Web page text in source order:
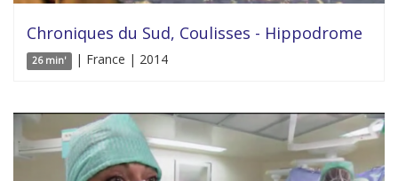
Chroniques du Sud, Coulisses - Hippodrome
26 min' | France | 2014